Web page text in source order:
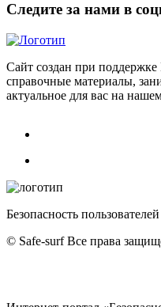
Следите за нами в
Сайт создан при
справочные материалы,
актуальное для вас на
Безопасность
© Safe-surf Все права